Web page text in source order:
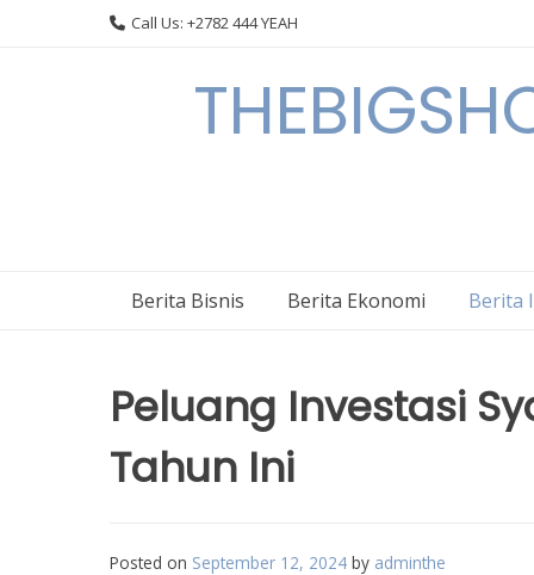
Call Us: +2782 444 YEAH
Berita Bisnis Berita Ekonomi Berita
Peluang Investasi
Tahun Ini
Posted on September 12, 2024 by adminthe